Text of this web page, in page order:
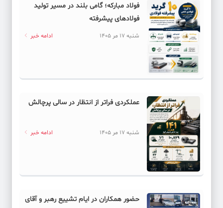
فولاد مبارکه؛ گامی بلند در مسیر تولید
فولادهای پیشرفته
شنبه 17 مر 1405 ادامه خبر
عملکردی فراتر از انتظار در سالی پرچالش
شنبه 17 مر 1405 ادامه خبر
حضور همکاران در ایام تشییع رهبر و آقای